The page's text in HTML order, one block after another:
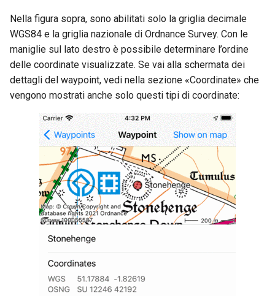
Nella figura sopra, sono abilitati solo la griglia decimale
WGS84 e la griglia nazionale di Ordnance Survey. Con le
maniglie sul lato destro è possibile determinare l’ordine
delle coordinate visualizzate. Se vai alla schermata dei
dettagli del waypoint, vedi nella sezione «Coordinate» che
vengono mostrati anche solo questi tipi di coordinate: